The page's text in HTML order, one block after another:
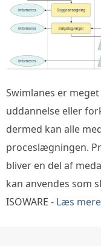
Swimlanes er
uddannelse eller
dermed kan alle
proceslægningen.
bliver en del af
kan anvendes som
ISOWARE - Læs